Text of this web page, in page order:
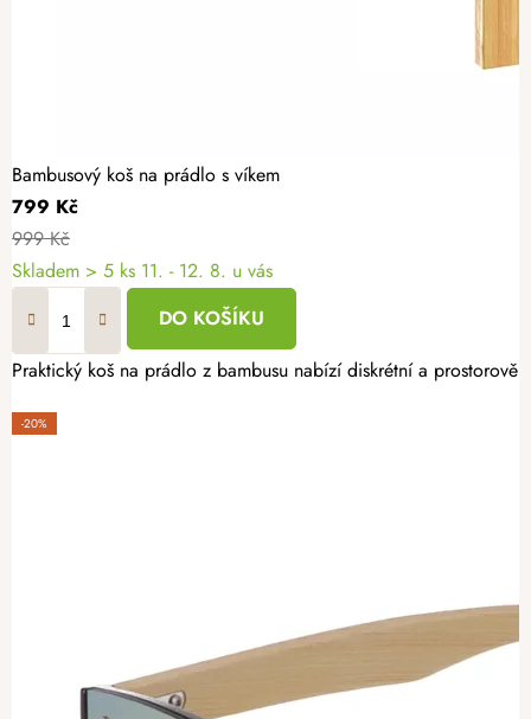
Bambusový koš na prádlo s víkem
799 Kč
999 Kč
Skladem > 5 ks 11. - 12. 8. u vás
DO KOŠÍKU
Praktický koš na prádlo z bambusu nabízí diskrétní a
-20%